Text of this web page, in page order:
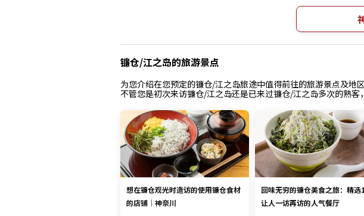
镰仓/江之岛的旅游景点
为您介绍在您预定的镰仓/江之岛旅途中值得前往的旅游景点及地区
不管您是初次来访镰仓/江之岛还是已来过镰仓/江之岛多次的熟客
想在镰仓观光时造访的使用镰仓食材
的店铺｜神奈川
回味无穷的镰仓美食之旅：精选
让人一访再访的人气餐厅